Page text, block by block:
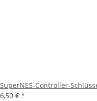
SuperNES-Controller-
6,50 € *